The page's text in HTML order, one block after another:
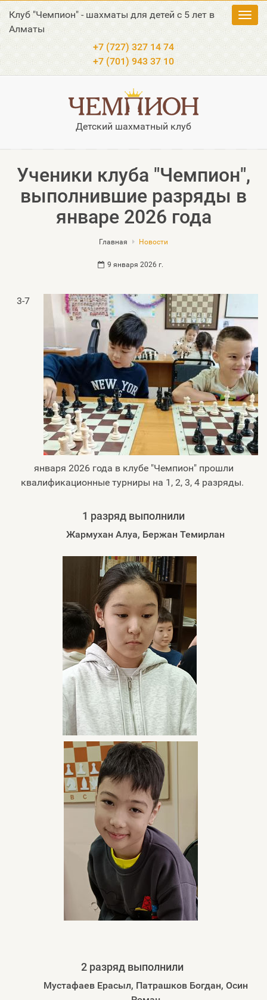
Клуб "Чемпион" - шахматы для детей с 5 лет в
Алматы
+7 (727) 327 14 74
+7 (701) 943 37 10
Детский шахматный клуб
Ученики клуба "Чемпион",
выполнившие разряды в
январе 2026 года
Главная Новости
9 января 2026 г.
3-7
января 2026 года в клубе "Чемпион" прошли
квалификационные турниры на 1, 2, 3, 4 разряды.
1 разряд выполнили
Жармухан Алуа, Бержан Темирлан
2 разряд выполнили
Мустафаев Ерасыл, Патрашков Богдан, Осин